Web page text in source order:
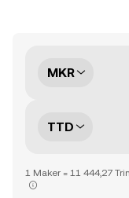
MKR
TTD
1 Maker = 11 444,27